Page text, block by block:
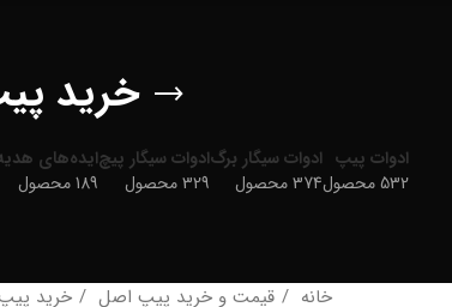
خرید
ادوات پیپ
532 محصول
ادوات سیگار برگ
374 محصول
ادوات سیگار پیچ
329 محصول
ایده‌های
189 محصول
خانه قیمت و خرید پیپ اصل خرید پیپ